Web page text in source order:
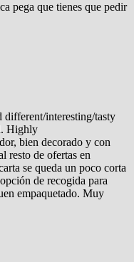
pega que tienes que pedir
different/interesting/tasty
Highly
bien decorado y con
resto de ofertas en
se queda un poco corta
de recogida para
empaquetado. Muy